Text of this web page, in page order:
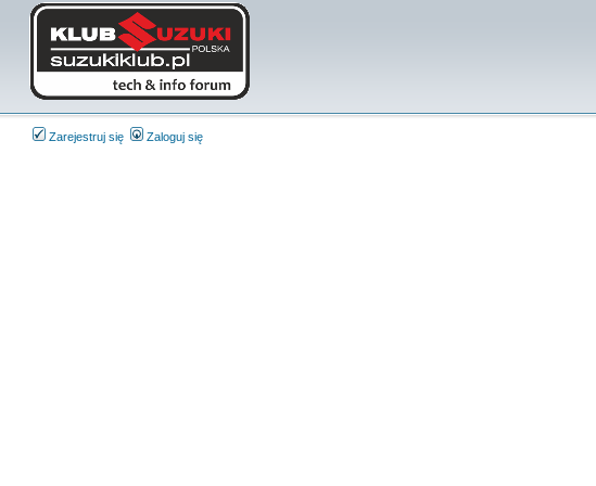
Zarejestruj się Zaloguj się